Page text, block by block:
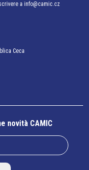
a info@camic.cz
Ceca
novità CAMIC